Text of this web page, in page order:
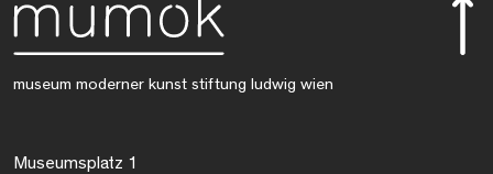
museum moderner kunst stiftung ludwig wien
Museumsplatz 1